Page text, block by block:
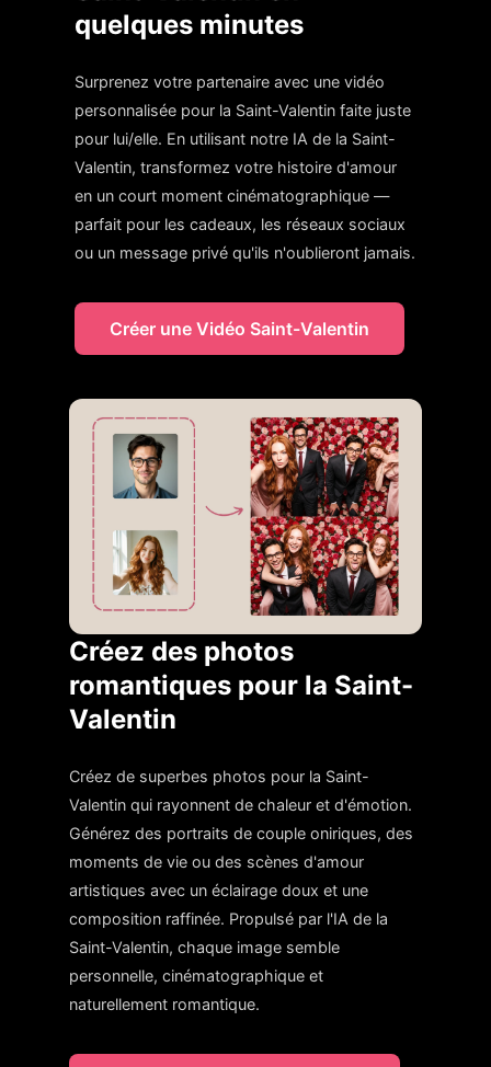
quelques minutes
Surprenez votre partenaire avec une vidéo
personnalisée pour la Saint-Valentin faite juste
pour lui/elle. En utilisant notre IA de la Saint-
Valentin, transformez votre histoire d'amour
en un court moment cinématographique —
parfait pour les cadeaux, les réseaux sociaux
ou un message privé qu'ils n'oublieront jamais.
Créer une Vidéo Saint-Valentin
Créez des photos
romantiques pour la Saint-
Valentin
Créez de superbes photos pour la Saint-
Valentin qui rayonnent de chaleur et d'émotion.
Générez des portraits de couple oniriques, des
moments de vie ou des scènes d'amour
artistiques avec un éclairage doux et une
composition raffinée. Propulsé par l'IA de la
Saint-Valentin, chaque image semble
personnelle, cinématographique et
naturellement romantique.